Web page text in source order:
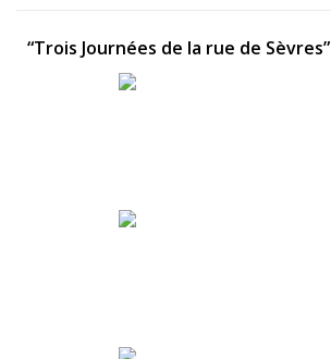
“Trois Journées de la rue de Sèvres”